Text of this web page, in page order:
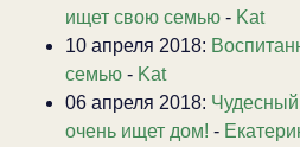
ищет свою семью - Kat
10 апреля 2018:
семью - Kat
06 апреля 2018:
очень ищет дом! -